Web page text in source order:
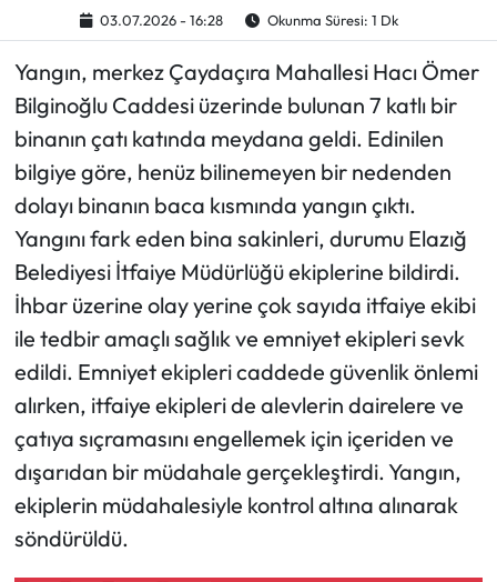
03.07.2026 - 16:28 Okunma Süresi: 1 Dk
Yangın, merkez Çaydaçıra Mahallesi Hacı Ömer
Bilginoğlu Caddesi üzerinde bulunan 7 katlı bir
binanın çatı katında meydana geldi. Edinilen
bilgiye göre, henüz bilinemeyen bir nedenden
dolayı binanın baca kısmında yangın çıktı.
Yangını fark eden bina sakinleri, durumu Elazığ
Belediyesi İtfaiye Müdürlüğü ekiplerine bildirdi.
İhbar üzerine olay yerine çok sayıda itfaiye ekibi
ile tedbir amaçlı sağlık ve emniyet ekipleri sevk
edildi. Emniyet ekipleri caddede güvenlik önlemi
alırken, itfaiye ekipleri de alevlerin dairelere ve
çatıya sıçramasını engellemek için içeriden ve
dışarıdan bir müdahale gerçekleştirdi. Yangın,
ekiplerin müdahalesiyle kontrol altına alınarak
söndürüldü.
Karikatür Galeri
BIK
ASTROLOJİ
Spor Yazıları
Mektup Galeri
Ekonomi
Sağlık
Turizm
Teknoloji